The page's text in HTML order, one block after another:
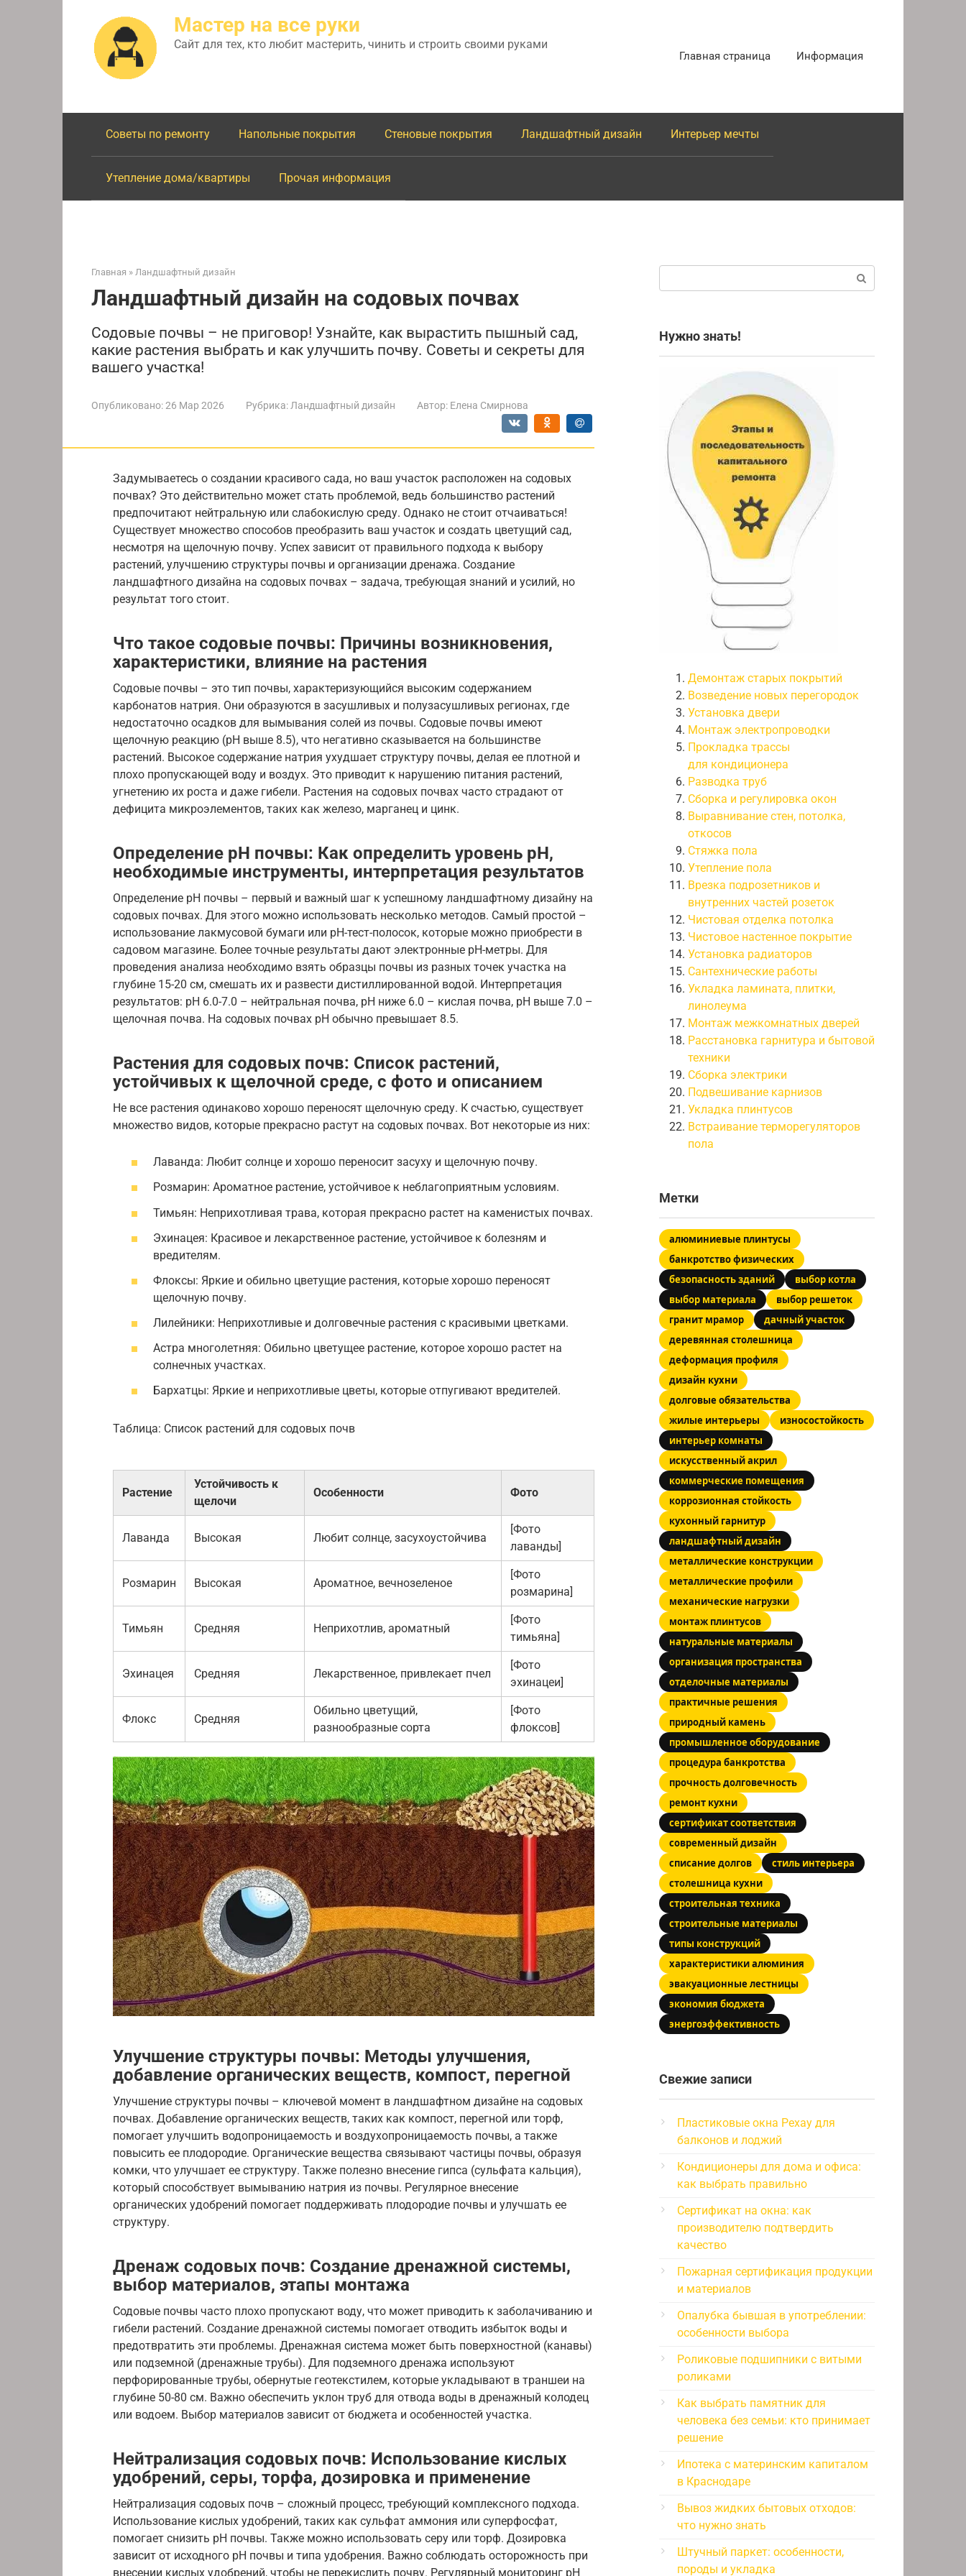
Мастер на все руки
Сайт для тех, кто любит мастерить, чинить и строить своими руками
Главная страница Информация
Советы по ремонту Напольные покрытия Стеновые покрытия Ландшафтный дизайн Интерьер мечты
Утепление дома/квартиры Прочая информация
Главная » Ландшафтный дизайн
Ландшафтный дизайн на содовых почвах
Содовые почвы – не приговор! Узнайте, как вырастить пышный сад,
какие растения выбрать и как улучшить почву. Советы и секреты для
вашего участка!
Опубликовано:26 Мар 2026 Рубрика: Ландшафтный дизайн Автор: Елена Смирнова
Задумываетесь о создании красивого сада, но ваш участок расположен на содовых
почвах? Это действительно может стать проблемой, ведь большинство растений
предпочитают нейтральную или слабокислую среду. Однако не стоит отчаиваться!
Существует множество способов преобразить ваш участок и создать цветущий сад,
несмотря на щелочную почву. Успех зависит от правильного подхода к выбору
растений, улучшению структуры почвы и организации дренажа. Создание
ландшафтного дизайна на содовых почвах – задача, требующая знаний и усилий, но
результат того стоит.
Что такое содовые почвы: Причины возникновения,
характеристики, влияние на растения
Содовые почвы – это тип почвы, характеризующийся высоким содержанием
карбонатов натрия. Они образуются в засушливых и полузасушливых регионах, где
недостаточно осадков для вымывания солей из почвы. Содовые почвы имеют
щелочную реакцию (pH выше 8.5), что негативно сказывается на большинстве
растений. Высокое содержание натрия ухудшает структуру почвы, делая ее плотной и
плохо пропускающей воду и воздух. Это приводит к нарушению питания растений,
угнетению их роста и даже гибели. Растения на содовых почвах часто страдают от
дефицита микроэлементов, таких как железо, марганец и цинк.
Определение pH почвы: Как определить уровень pH,
необходимые инструменты, интерпретация результатов
Определение pH почвы – первый и важный шаг к успешному ландшафтному дизайну на
содовых почвах. Для этого можно использовать несколько методов. Самый простой –
использование лакмусовой бумаги или pH-тест-полосок, которые можно приобрести в
садовом магазине. Более точные результаты дают электронные pH-метры. Для
проведения анализа необходимо взять образцы почвы из разных точек участка на
глубине 15-20 см, смешать их и развести дистиллированной водой. Интерпретация
результатов: pH 6.0-7.0 – нейтральная почва, pH ниже 6.0 – кислая почва, pH выше 7.0 –
щелочная почва. На содовых почвах pH обычно превышает 8.5.
Растения для содовых почв: Список растений,
устойчивых к щелочной среде, с фото и описанием
Не все растения одинаково хорошо переносят щелочную среду. К счастью, существует
множество видов, которые прекрасно растут на содовых почвах. Вот некоторые из них:
Лаванда: Любит солнце и хорошо переносит засуху и щелочную почву.
Розмарин: Ароматное растение, устойчивое к неблагоприятным условиям.
Тимьян: Неприхотливая трава, которая прекрасно растет на каменистых почвах.
Эхинацея: Красивое и лекарственное растение, устойчивое к болезням и
вредителям.
Флоксы: Яркие и обильно цветущие растения, которые хорошо переносят
щелочную почву.
Лилейники: Неприхотливые и долговечные растения с красивыми цветками.
Астра многолетняя: Обильно цветущее растение, которое хорошо растет на
солнечных участках.
Бархатцы: Яркие и неприхотливые цветы, которые отпугивают вредителей.
Таблица: Список растений для содовых почв
Растение
Устойчивость к
щелочи
Особенности Фото
Лаванда Высокая Любит солнце, засухоустойчива
[Фото
лаванды]
Розмарин Высокая Ароматное, вечнозеленое
[Фото
розмарина]
Тимьян Средняя Неприхотлив, ароматный
[Фото
тимьяна]
Эхинацея Средняя Лекарственное, привлекает пчел
[Фото
эхинацеи]
Флокс Средняя
Обильно цветущий,
разнообразные сорта
[Фото
флоксов]
Улучшение структуры почвы: Методы улучшения,
добавление органических веществ, компост, перегной
Улучшение структуры почвы – ключевой момент в ландшафтном дизайне на содовых
почвах. Добавление органических веществ, таких как компост, перегной или торф,
помогает улучшить водопроницаемость и воздухопроницаемость почвы, а также
повысить ее плодородие. Органические вещества связывают частицы почвы, образуя
комки, что улучшает ее структуру. Также полезно внесение гипса (сульфата кальция),
который способствует вымыванию натрия из почвы. Регулярное внесение
органических удобрений помогает поддерживать плодородие почвы и улучшать ее
структуру.
Дренаж содовых почв: Создание дренажной системы,
выбор материалов, этапы монтажа
Содовые почвы часто плохо пропускают воду, что может приводить к заболачиванию и
гибели растений. Создание дренажной системы помогает отводить избыток воды и
предотвратить эти проблемы. Дренажная система может быть поверхностной (канавы)
или подземной (дренажные трубы). Для подземного дренажа используют
перфорированные трубы, обернутые геотекстилем, которые укладывают в траншеи на
глубине 50-80 см. Важно обеспечить уклон труб для отвода воды в дренажный колодец
или водоем. Выбор материалов зависит от бюджета и особенностей участка.
Нейтрализация содовых почв: Использование кислых
удобрений, серы, торфа, дозировка и применение
Нейтрализация содовых почв – сложный процесс, требующий комплексного подхода.
Использование кислых удобрений, таких как сульфат аммония или суперфосфат,
помогает снизить pH почвы. Также можно использовать серу или торф. Дозировка
зависит от исходного pH почвы и типа удобрения. Важно соблюдать осторожность при
внесении кислых удобрений, чтобы не перекислить почву. Регулярный мониторинг pH
Нужно знать!
Демонтаж старых покрытий
Возведение новых перегородок
Установка двери
Монтаж электропроводки
Прокладка трассы
для кондиционера
Разводка труб
Сборка и регулировка окон
Выравнивание стен, потолка,
откосов
Стяжка пола
Утепление пола
Врезка подрозетников и
внутренних частей розеток
Чистовая отделка потолка
Чистовое настенное покрытие
Установка радиаторов
Сантехнические работы
Укладка ламината, плитки,
линолеума
Монтаж межкомнатных дверей
Расстановка гарнитура и бытовой
техники
Сборка электрики
Подвешивание карнизов
Укладка плинтусов
Встраивание терморегуляторов
пола
Метки
алюминиевые плинтусы
банкротство физических
безопасность зданий
выбор котла
выбор материала
выбор решеток
гранит мрамор
дачный участок
деревянная столешница
деформация профиля
дизайн кухни
долговые обязательства
жилые интерьеры
износостойкость
интерьер комнаты
искусственный акрил
коммерческие помещения
коррозионная стойкость
кухонный гарнитур
ландшафтный дизайн
металлические конструкции
металлические профили
механические нагрузки
монтаж плинтусов
натуральные материалы
организация пространства
отделочные материалы
практичные решения
природный камень
промышленное оборудование
процедура банкротства
прочность долговечность
ремонт кухни
сертификат соответствия
современный дизайн
списание долгов
стиль интерьера
столешница кухни
строительная техника
строительные материалы
типы конструкций
характеристики алюминия
эвакуационные лестницы
экономия бюджета
энергоэффективность
Свежие записи
Пластиковые окна Рехау для
балконов и лоджий
Кондиционеры для дома и офиса:
как выбрать правильно
Сертификат на окна: как
производителю подтвердить
качество
Пожарная сертификация продукции
и материалов
Опалубка бывшая в употреблении:
особенности выбора
Роликовые подшипники с витыми
роликами
Как выбрать памятник для
человека без семьи: кто принимает
решение
Ипотека с материнским капиталом
в Краснодаре
Вывоз жидких бытовых отходов:
что нужно знать
Штучный паркет: особенности,
породы и укладка